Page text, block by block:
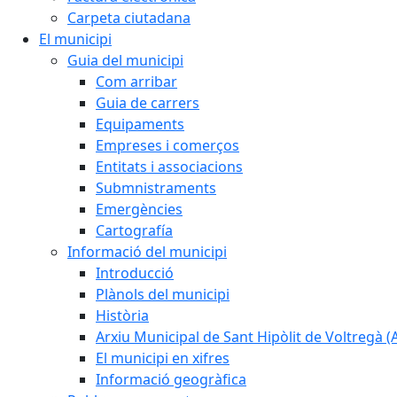
Carpeta ciutadana
El municipi
Guia del municipi
Com arribar
Guia de carrers
Equipaments
Empreses i comerços
Entitats i associacions
Submnistraments
Emergències
Cartografía
Informació del municipi
Introducció
Plànols del municipi
Història
Arxiu Municipal de Sant Hipòlit de Voltregà
El municipi en xifres
Informació geogràfica